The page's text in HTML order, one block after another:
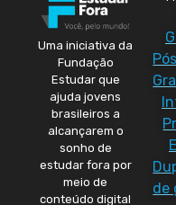
Uma iniciativa da
Fundação
Estudar que
ajuda jovens
brasileiros a
alcançarem o
sonho de
estudar fora por
meio de
conteúdo digital
de